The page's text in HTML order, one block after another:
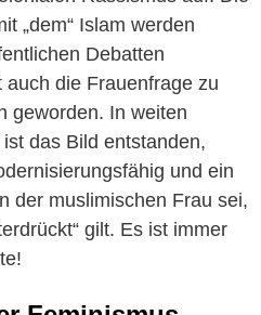
„dem“ Islam werden
Debatten
die Frauenfrage zu
geworden. In weiten
das Bild entstanden,
und ein
der muslimischen Frau sei,
gilt. Es ist immer